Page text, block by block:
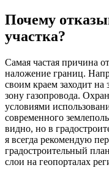
Почему
участка?
Самая частая причина
наложение границ.
своим краем заходит
зону газопровода.
условиями
современного
видно, но в
я всегда рекомендую
градостроительный
слои на геопорталах